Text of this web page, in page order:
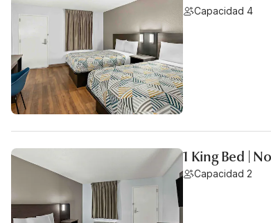
Capacidad 4
1 King Bed |
Capacidad 2